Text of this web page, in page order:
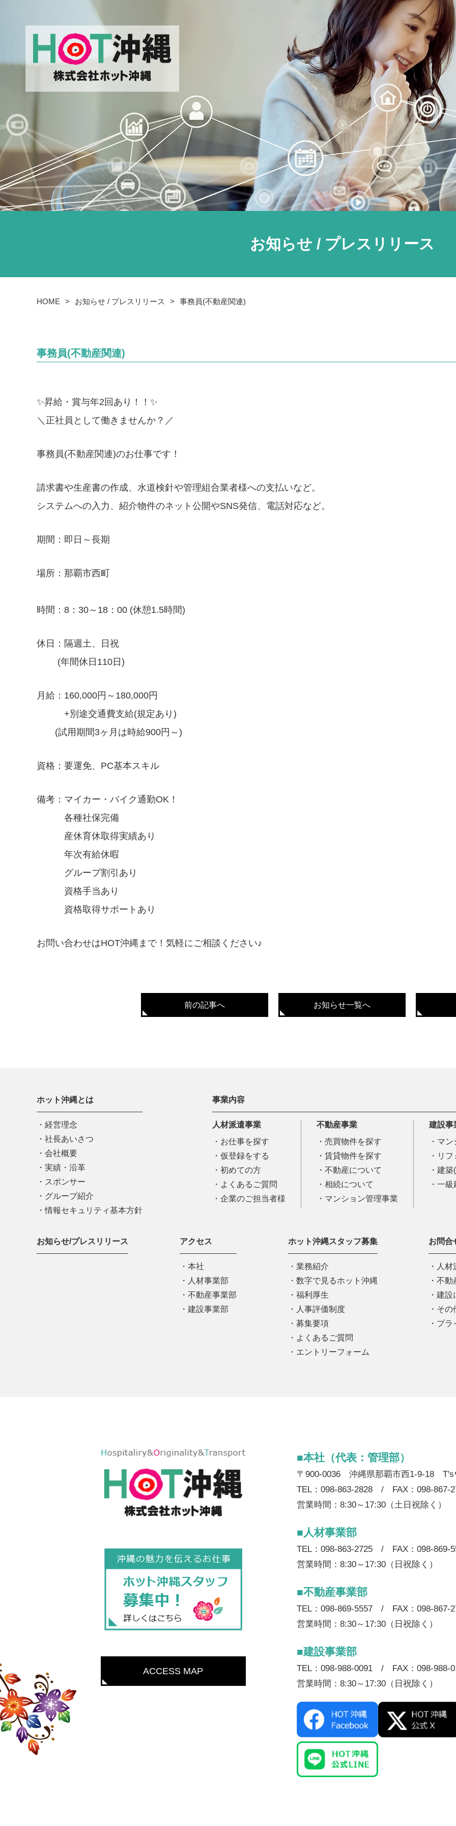
お知らせ / プレスリリース
HOME お知らせ / プレスリリース 事務員(不動産関連)
事務員(不動産関連)
✨昇給・賞与年2回あり！！✨
＼正社員として働きませんか？／
事務員(不動産関連)のお仕事です！
請求書や生産書の作成、水道検針や管理組合業者様への支払いなど。
システムへの入力、紹介物件のネット公開やSNS発信、電話対応など。
期間：即日～長期
場所：那覇市西町
時間：8：30～18：00 (休憩1.5時間)
休日：隔週土、日祝
(年間休日110日)
月給：160,000円～180,000円
+別途交通費支給(規定あり)
(試用期間3ヶ月は時給900円～)
資格：要運免、PC基本スキル
備考：マイカー・バイク通勤OK！
各種社保完備
産休育休取得実績あり
年次有給休暇
グループ割引あり
資格手当あり
資格取得サポートあり
お問い合わせはHOT沖縄まで！気軽にご相談ください♪
前の記事へ お知らせ一覧へ
ホット沖縄とは
経営理念
社長あいさつ
会社概要
実績・沿革
スポンサー
グループ紹介
情報セキュリティ基本方針
事業内容
人材派遣事業
お仕事を探す
仮登録をする
初めての方
よくあるご質問
企業のご担当者様
不動産事業
売買物件を探す
賃貸物件を探す
不動産について
相続について
マンション管理事業
建設事
マン
リ
建築
一級
お知らせ/プレスリリース アクセス
本社
人材事業部
不動産事業部
建設事業部
ホット沖縄スタッフ募集
業務紹介
数字で見るホット沖縄
福利厚生
人事評価制度
募集要項
よくあるご質問
エントリーフォーム
お問合
人
不動
建設
その
プラ
ACCESS MAP
■本社（代表：管理部）
〒900-0036 沖縄県那覇市西1-9-18 T's
TEL：098-863-2828 / FAX：098-867-
営業時間：8:30～17:30（土日祝除く）
■人材事業部
TEL：098-863-2725 / FAX：098-869-
営業時間：8:30～17:30（日祝除く）
■不動産事業部
TEL：098-869-5557 / FAX：098-867-
営業時間：8:30～17:30（日祝除く）
■建設事業部
TEL：098-988-0091 / FAX：098-988-
営業時間：8:30～17:30（日祝除く）